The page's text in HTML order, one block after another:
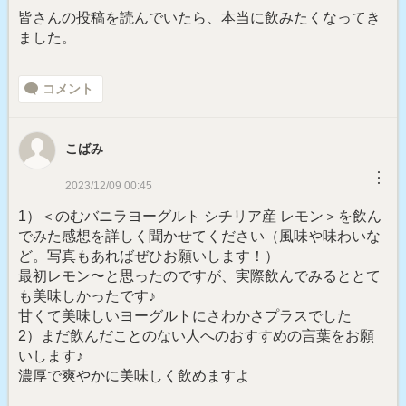
皆さんの投稿を読んでいたら、本当に飲みたくなってき
ました。
コメント
こばみ
2023/12/09 00:45 ︙
1）＜のむバニラヨーグルト シチリア産 レモン＞を飲ん
でみた感想を詳しく聞かせてください（風味や味わいな
ど。写真もあればぜひお願いします！）
最初レモン〜と思ったのですが、実際飲んでみるととて
も美味しかったです♪
甘くて美味しいヨーグルトにさわかさプラスでした
2）まだ飲んだことのない人へのおすすめの言葉をお願
いします♪
濃厚で爽やかに美味しく飲めますよ